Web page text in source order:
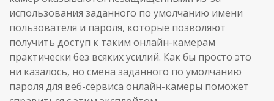
использования заданного по умолчанию имени
пользователя и пароля, которые позволяют
получить доступ к таким онлайн-камерам
практически без всяких усилий. Как бы просто это
ни казалось, но смена заданного по умолчанию
пароля для веб-сервиса онлайн-камеры поможет